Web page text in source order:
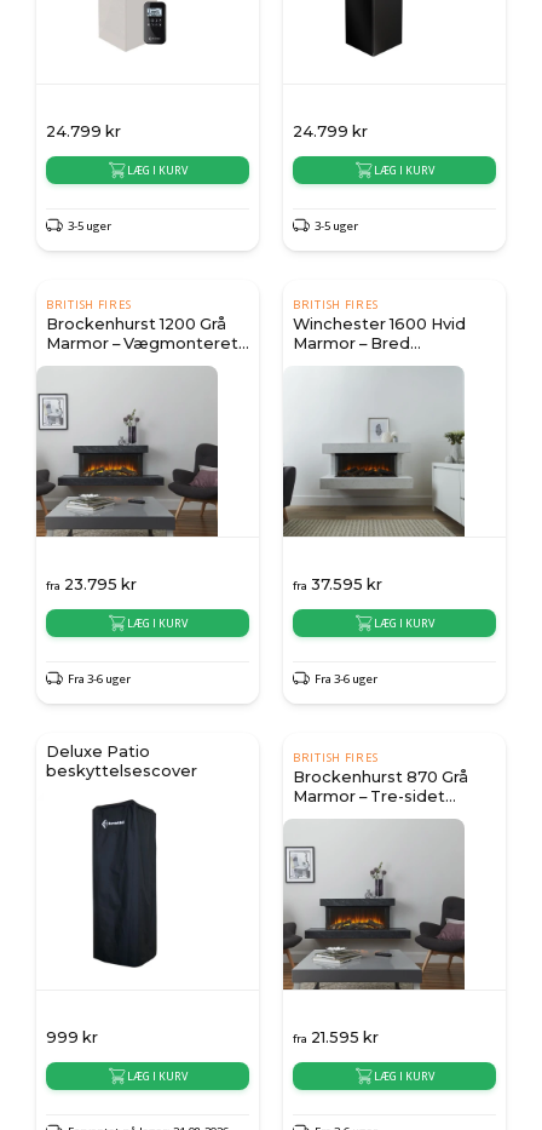
24.799 kr
LÆG I KURV
3-5 uger
24.799 kr
LÆG I KURV
3-5 uger
BRITISH FIRES
Brockenhurst 1200 Grå
Marmor – Vægmonteret
Elpejs
fra 23.795 kr
LÆG I KURV
Fra 3-6 uger
BRITISH FIRES
Winchester 1600 Hvid
Marmor – Bred
Væghængt Elpejs
fra 37.595 kr
LÆG I KURV
Fra 3-6 uger
Deluxe Patio
beskyttelsescover
999 kr
LÆG I KURV
BRITISH FIRES
Brockenhurst 870 Grå
Marmor – Tre-sidet
vægmonteret elektrisk
fra 21.595 kr
LÆG I KURV